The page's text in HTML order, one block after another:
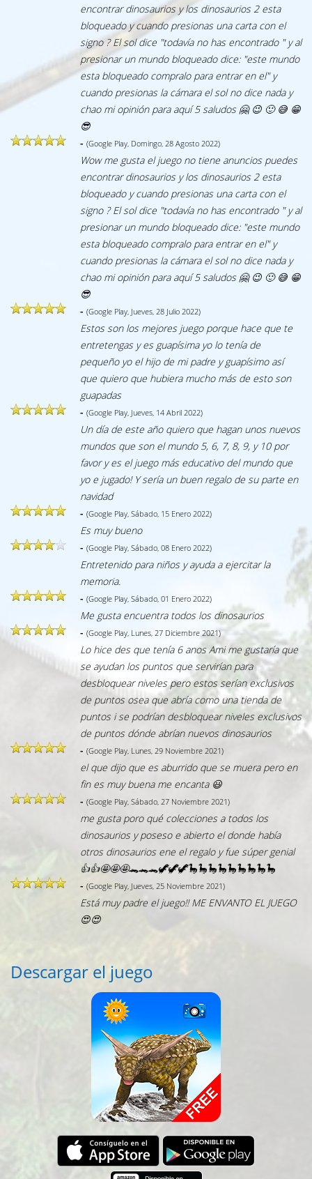
encontrar dinosaurios y los dinosaurios 2 esta
bloqueado y cuando presionas una carta con el
signo ? El sol dice "todavía no has encontrado " y al
presionar un mundo bloqueado dice: "este mundo
esta bloqueado compralo para entrar en el" y
cuando presionas la cámara el sol no dice nada y
chao mi opinión para aquí 5 saludos 🤗 😉 🙂 😅 😁
😎
- (Google Play, Domingo, 28 Agosto 2022)
Wow me gusta el juego no tiene anuncios puedes
encontrar dinosaurios y los dinosaurios 2 esta
bloqueado y cuando presionas una carta con el
signo ? El sol dice "todavía no has encontrado " y al
presionar un mundo bloqueado dice: "este mundo
esta bloqueado compralo para entrar en el" y
cuando presionas la cámara el sol no dice nada y
chao mi opinión para aquí 5 saludos 🤗 😉 🙂 😅 😁
😎
- (Google Play, Jueves, 28 Julio 2022)
Estos son los mejores juego porque hace que te
entretengas y es guapísima yo lo tenía de
pequeño yo el hijo de mi padre y guapísimo así
que quiero que hubiera mucho más de esto son
guapadas
- (Google Play, Jueves, 14 Abril 2022)
Un día de este año quiero que hagan unos nuevos
mundos que son el mundo 5, 6, 7, 8, 9, y 10 por
favor y es el juego más educativo del mundo que
yo e jugado! Y sería un buen regalo de su parte en
navidad
- (Google Play, Sábado, 15 Enero 2022)
Es muy bueno
- (Google Play, Sábado, 08 Enero 2022)
Entretenido para niños y ayuda a ejercitar la
memoria.
- (Google Play, Sábado, 01 Enero 2022)
Me gusta encuentra todos los dinosaurios
- (Google Play, Lunes, 27 Diciembre 2021)
Lo hice des que tenía 6 anos Ami me gustaría que
se ayudan los puntos que servirían para
desbloquear niveles pero estos serían exclusivos
de puntos osea que abría como una tienda de
puntos i se podrían desbloquear niveles exclusivos
de puntos dónde abrían nuevos dinosaurios
- (Google Play, Lunes, 29 Noviembre 2021)
el que dijo que es aburrido que se muera pero en
fin es muy buena me encanta 😃
- (Google Play, Sábado, 27 Noviembre 2021)
me gusta poro qué colecciones a todos los
dinosaurios y poseso e abierto el donde había
otros dinosaurios ene el regalo y fue súper genial
👍👍🤩🤩🤩🐊🐊🐊🦖🦖🦖🦕🦕🦕🦕🦕🦕🦕🦕🦕
- (Google Play, Jueves, 25 Noviembre 2021)
Está muy padre el juego!! ME ENVANTO EL JUEGO
😍😍
Descargar el juego